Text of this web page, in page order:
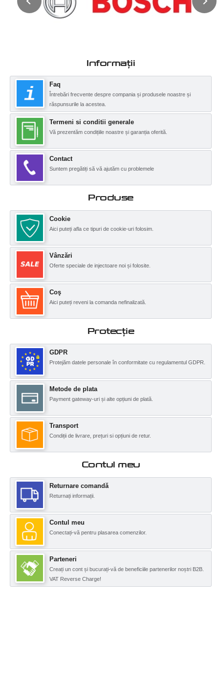
Informații
Faq
Întrebări frecvente despre compania și produsele noastre și
răspunsurile la acestea.
Termeni si conditii generale
Vă prezentăm condițiile noastre și garanția oferită.
Contact
Suntem pregătiți să vă ajutăm cu problemele
Produse
Cookie
Aici puteți afla ce tipuri de cookie-uri folosim.
Vânzări
Oferte speciale de injectoare noi și folosite.
Coş
Aici puteți reveni la comanda nefinalizată.
Protecţie
GDPR
Protejăm datele personale în conformitate cu regulamentul GDPR.
Metode de plata
Payment gateway-uri și alte opțiuni de plată.
Transport
Condiții de livrare, prețuri si opțiuni de retur.
Contul meu
Returnare comandă
Returnați informații.
Contul meu
Conectați-vă pentru plasarea comenzilor.
Parteneri
Creați un cont și bucurați-vă de beneficiile partenerilor noștri B2B.
VAT Reverse Charge!